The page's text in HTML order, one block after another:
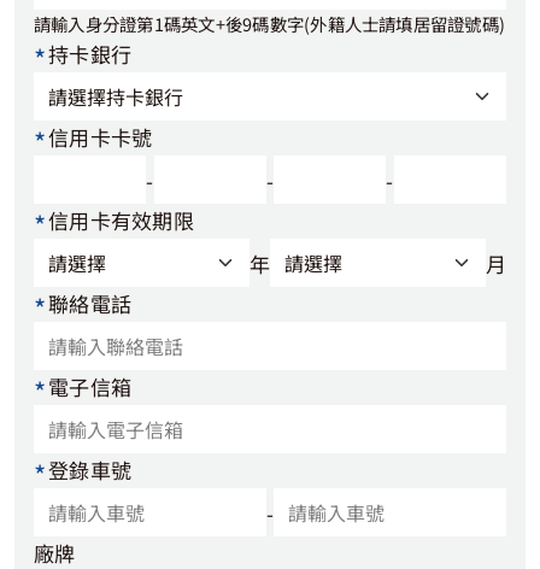
請輸入身分證第1碼英文+後9碼數字(外籍人士請填居留證號碼)
*持卡銀行
*信用卡卡號
-
- -
*信用卡有效期限
年
月
*聯絡電話
*電子信箱
*登錄車號
-
廠牌